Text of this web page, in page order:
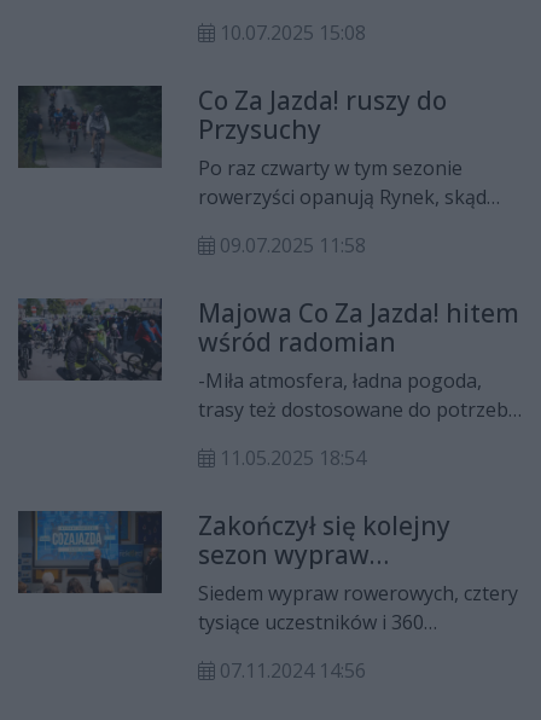
Co Za Jazda! Tym razem miłośnicy
Oskara Kolberga w Przysusze. Z
uwagi na warunki atmosferyczne
trasa przejazdu uległa zmianie i
poprowadzi rowerzystów wyłącznie
asfaltem.
10.07.2025 15:08
Co Za Jazda! ruszy do
Przysuchy
Po raz czwarty w tym sezonie
rowerzyści opanują Rynek, skąd
uczestników czekać będą konkursy
09.07.2025 11:58
Majowa Co Za Jazda! hitem
wśród radomian
-Miła atmosfera, ładna pogoda,
trasy też dostosowane do potrzeb
uczestnik wyprawy rowerowej Co
wydarzenie przyjazne jest
wszystkim fanom przygód i dwóch
kółek. Tym razem rowerzyści
wybrali się do Szydłowca, by u stóp
Zamku skorzystać ze smacznego
poczęstunku.
11.05.2025 18:54
Zakończył się kolejny
sezon wypraw
rowerowych Co Za Jazda!
Siedem wypraw rowerowych, cztery
tysiące uczestników i 360
Stowarzyszenie Co Za Jazda! oraz
07.11.2024 14:56